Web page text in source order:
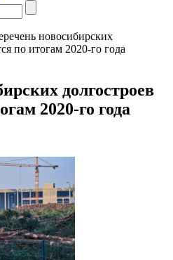
новосибирских
по итогам 2020-го года
долгостроев
2020-го года